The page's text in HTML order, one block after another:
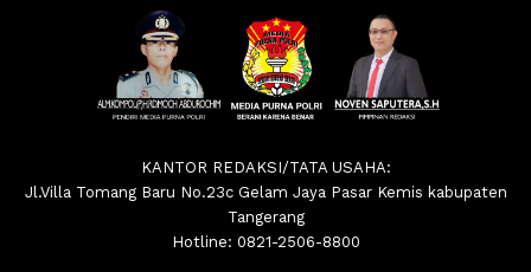
KANTOR REDAKSI/TATA USAHA:
Jl.Villa Tomang Baru No.23c Gelam Jaya Pasar Kemis kabupaten
Tangerang
Hotline: 0821-2506-8800